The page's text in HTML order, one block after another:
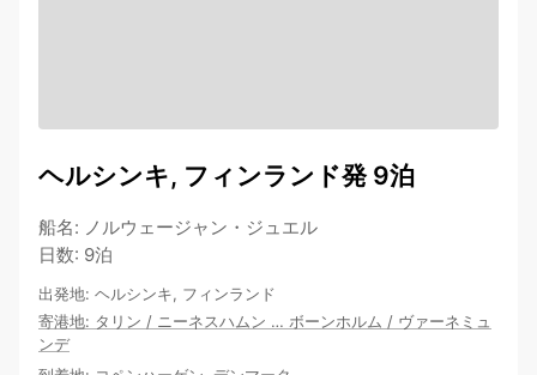
ヘルシンキ, フィンランド発 9泊
船名: ノルウェージャン・ジュエル
日数: 9泊
出発地: ヘルシンキ, フィンランド
寄港地: タリン / ニーネスハムン … ボーンホルム / ヴァーネミュ
ンデ